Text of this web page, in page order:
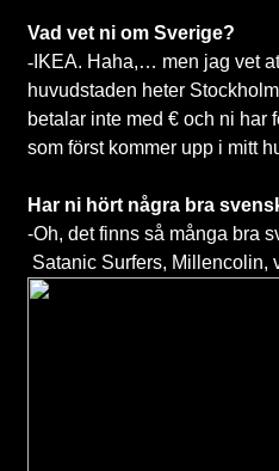
Vad vet ni om Sverige?
- IKEA. Haha,… men jag vet
huvudstaden heter
betalar inte med € och ni har
som först kommer upp i mitt
Har ni hört några bra
-Oh, det finns så många bra
Satanic Surfers, Millencolin,